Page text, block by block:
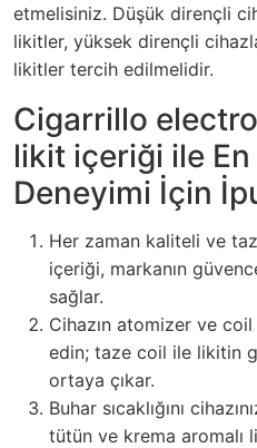
etmelisiniz. Düşük dirençli
likitler, yüksek dirençli
likitler tercih edilmelidir.
Cigarrillo
likit içeriği ile
Deneyimi İçin
Her zaman kaliteli ve
içeriği, markanın
sağlar.
Cihazın atomizer ve
edin; taze coil ile likitin
ortaya çıkar.
Buhar sıcaklığını
tütün ve krema aromalı